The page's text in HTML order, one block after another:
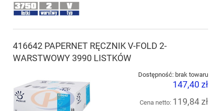
416642 PAPERNET RĘCZNIK V-FOLD 2-
WARSTWOWY 3990 LISTKÓW
Dostępność: brak towaru
147,40 zł
Cena netto: 119,84 zł